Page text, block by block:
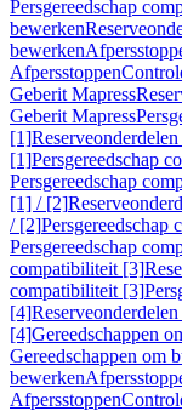
Persgereedschap
bewerken
bewerken
Afpersstoppen
Geberit Mapress
Geberit Mapress
[1]
[1]Persgereedschap
Persgereedschap
[1] / [2]
/ [2]
Persgereedschap
compatibiliteit [3]
compatibiliteit [3]
[4]
[4]Gereedschappen
Gereedschappen om
bewerken
Afpersstoppen